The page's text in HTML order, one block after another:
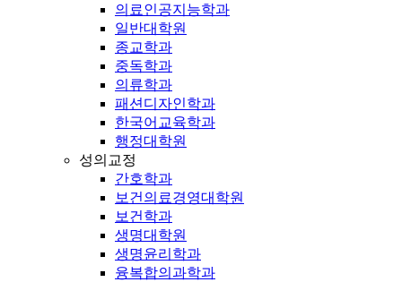
의료인공지능학과
일반대학원
종교학과
중독학과
의류학과
패션디자인학과
한국어교육학과
행정대학원
성의교정
간호학과
보건의료경영대학원
보건학과
생명대학원
생명윤리학과
융복합의과학과